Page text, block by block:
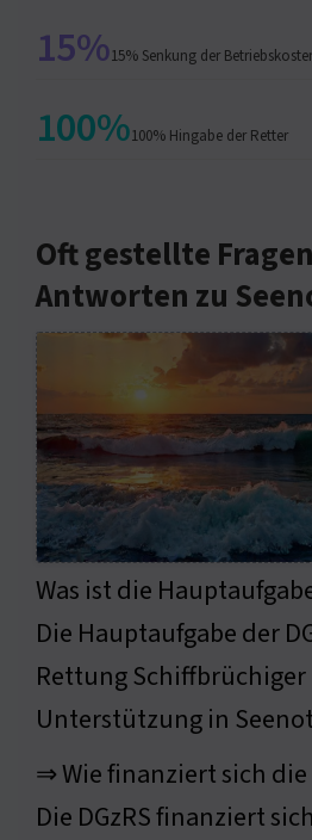
15%15% Senkung der
100%100% Hingabe der Retter
Oft gestellte
Antworten zu
Was ist die
Die Hauptaufgabe der
Rettung
Unterstützung in
⇒ Wie finanziert sich die
Die DGzRS finanziert